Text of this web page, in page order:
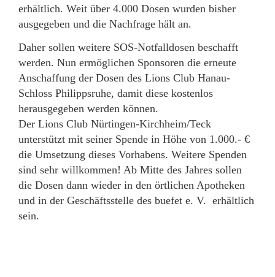
erhältlich. Weit über 4.000 Dosen wurden bisher
ausgegeben und die Nachfrage hält an.
Daher sollen weitere SOS-Notfalldosen beschafft
werden. Nun ermöglichen Sponsoren die erneute
Anschaffung der Dosen des Lions Club Hanau-
Schloss Philippsruhe, damit diese kostenlos
herausgegeben werden können.
Der Lions Club Nürtingen-Kirchheim/Teck
unterstützt mit seiner Spende in Höhe von 1.000.- €
die Umsetzung dieses Vorhabens. Weitere Spenden
sind sehr willkommen! Ab Mitte des Jahres sollen
die Dosen dann wieder in den örtlichen Apotheken
und in der Geschäftsstelle des buefet e. V. erhältlich
sein.